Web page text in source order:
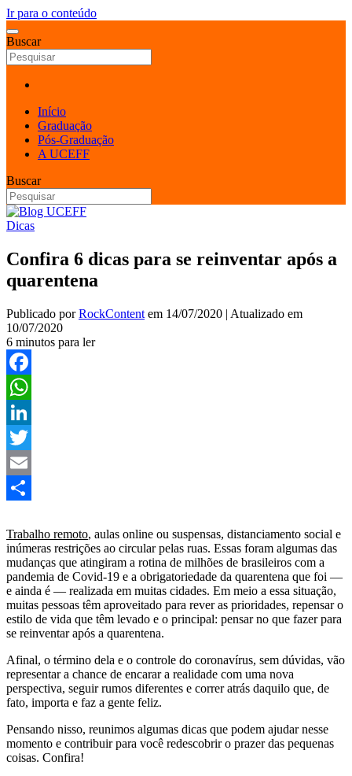
Ir para o conteúdo
Buscar
Início
Graduação
Pós-Graduação
A UCEFF
Buscar
Dicas
Confira 6 dicas para se reinventar após a
quarentena
Publicado porRockContent em 14/07/2020 | Atualizado em
10/07/2020
6 minutos para ler
Facebook
WhatsApp
LinkedIn
Twitter
Email
Trabalho remoto, aulas online ou suspensas, distanciamento social e
inúmeras restrições ao circular pelas ruas. Essas foram algumas das
mudanças que atingiram a rotina de milhões de brasileiros com a
pandemia de Covid-19 e a obrigatoriedade da quarentena que foi —
e ainda é — realizada em muitas cidades. Em meio a essa situação,
muitas pessoas têm aproveitado para rever as prioridades, repensar o
estilo de vida que têm levado e o principal: pensar no que fazer para
se reinventar após a quarentena.
Afinal, o término dela e o controle do coronavírus, sem dúvidas, vão
representar a chance de encarar a realidade com uma nova
perspectiva, seguir rumos diferentes e correr atrás daquilo que, de
fato, importa e faz a gente feliz.
Pensando nisso, reunimos algumas dicas que podem ajudar nesse
momento e contribuir para você redescobrir o prazer das pequenas
coisas. Confira!